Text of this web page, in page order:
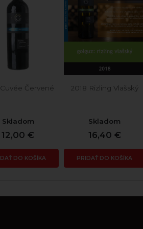
Cuvée Červené
Skladom
12,00 €
DO KOŠÍKA
2018 Rizling Vlašský
Skladom
16,40 €
PRIDAŤ DO KOŠÍKA